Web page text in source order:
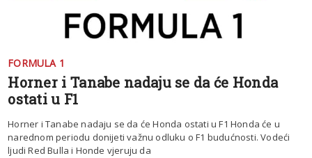
FORMULA 1
Horner i Tanabe nadaju se da će Honda
ostati u F1
Horner i Tanabe nadaju se da će Honda ostati u F1 Honda će u
narednom periodu donijeti važnu odluku o F1 budućnosti. Vodeći
ljudi Red Bulla i Honde vjeruju da